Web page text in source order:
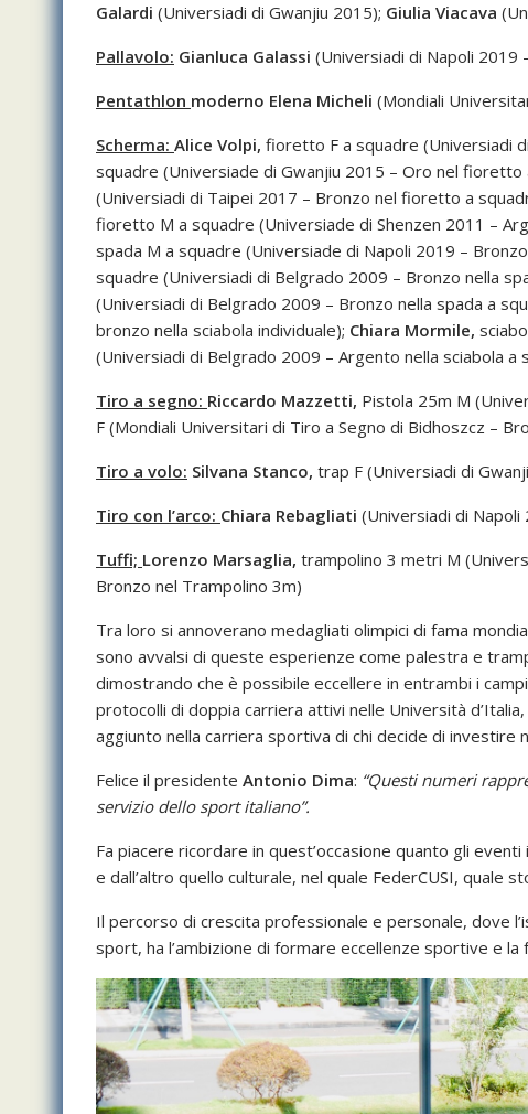
Galardi (Universiadi di Gwanjiu 2015); Giulia Viacava
Pallavolo: Gianluca Galassi (Universiadi di Napoli 2019
Pentathlon moderno Elena Micheli (Mondiali
Scherma: Alice Volpi, fioretto F a squadre (Universiadi
squadre (Universiade di Gwanjiu 2015 – Oro nel
(Universiadi di Taipei 2017 – Bronzo nel fioretto a
fioretto M a squadre (Universiade di Shenzen 2011 –
spada M a squadre (Universiade di Napoli 2019 –
squadre (Universiadi di Belgrado 2009 – Bronzo nella
(Universiadi di Belgrado 2009 – Bronzo nella spada a
bronzo nella sciabola individuale); Chiara Mormile,
(Universiadi di Belgrado 2009 – Argento nella sciabola a
Tiro a segno: Riccardo Mazzetti, Pistola 25m M
F (Mondiali Universitari di Tiro a Segno di Bidhoszcz –
Tiro a volo: Silvana Stanco, trap F (Universiadi di
Tiro con l’arco: Chiara Rebagliati (Universiadi di Napoli
Tuffi; Lorenzo Marsaglia, trampolino 3 metri M
Bronzo nel Trampolino 3m)
Tra loro si annoverano medagliati olimpici di fama
sono avvalsi di queste esperienze come palestra e
dimostrando che è possibile eccellere in entrambi i
protocolli di doppia carriera attivi nelle Università
aggiunto nella carriera sportiva di chi decide di investire
Felice il presidente Antonio Dima: “Questi numeri
servizio dello sport italiano”.
Fa piacere ricordare in quest’occasione quanto gli
e dall’altro quello culturale, nel quale FederCUSI,
Il percorso di crescita professionale e personale, dove
sport, ha l’ambizione di formare eccellenze sportive e la